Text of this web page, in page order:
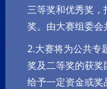
三等奖和优秀奖
奖。由大赛组委会
2.大赛将为公共专
奖及二等奖的获奖
给予一定资金或奖